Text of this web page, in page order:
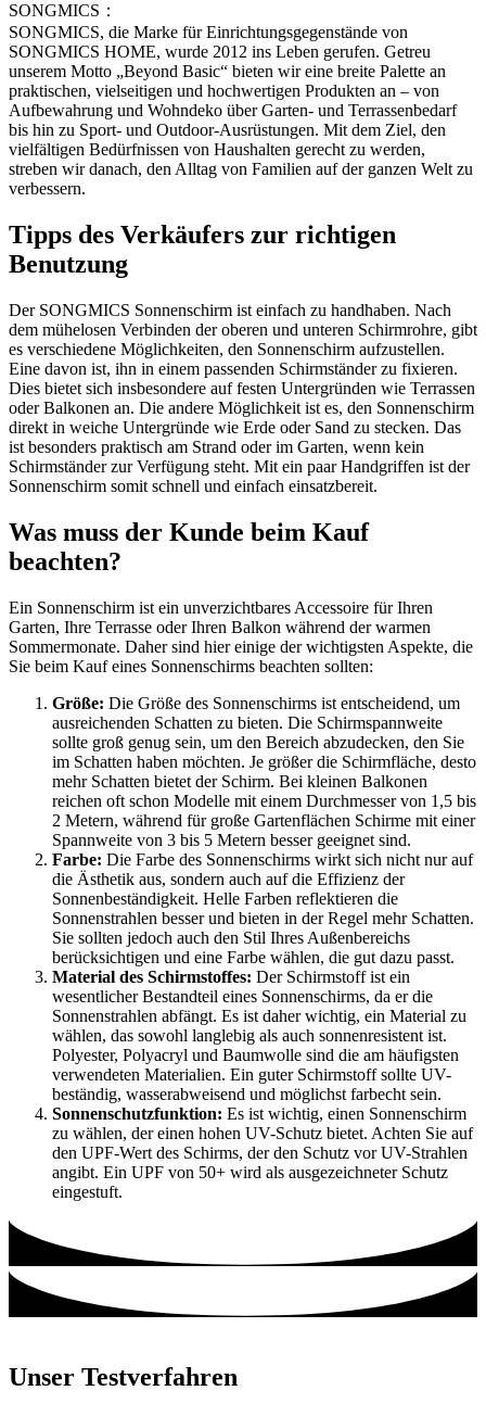
SONGMICS：
SONGMICS, die Marke für Einrichtungsgegenstände von
SONGMICS HOME, wurde 2012 ins Leben gerufen. Getreu
unserem Motto „Beyond Basic“ bieten wir eine breite Palette an
praktischen, vielseitigen und hochwertigen Produkten an – von
Aufbewahrung und Wohndeko über Garten- und Terrassenbedarf
bis hin zu Sport- und Outdoor-Ausrüstungen. Mit dem Ziel, den
vielfältigen Bedürfnissen von Haushalten gerecht zu werden,
streben wir danach, den Alltag von Familien auf der ganzen Welt zu
verbessern.
Tipps des Verkäufers zur richtigen
Benutzung
Der SONGMICS Sonnenschirm ist einfach zu handhaben. Nach
dem mühelosen Verbinden der oberen und unteren Schirmrohre, gibt
es verschiedene Möglichkeiten, den Sonnenschirm aufzustellen.
Eine davon ist, ihn in einem passenden Schirmständer zu fixieren.
Dies bietet sich insbesondere auf festen Untergründen wie Terrassen
oder Balkonen an. Die andere Möglichkeit ist es, den Sonnenschirm
direkt in weiche Untergründe wie Erde oder Sand zu stecken. Das
ist besonders praktisch am Strand oder im Garten, wenn kein
Schirmständer zur Verfügung steht. Mit ein paar Handgriffen ist der
Sonnenschirm somit schnell und einfach einsatzbereit.
Was muss der Kunde beim Kauf
beachten?
Ein Sonnenschirm ist ein unverzichtbares Accessoire für Ihren
Garten, Ihre Terrasse oder Ihren Balkon während der warmen
Sommermonate. Daher sind hier einige der wichtigsten Aspekte, die
Sie beim Kauf eines Sonnenschirms beachten sollten:
Größe: Die Größe des Sonnenschirms ist entscheidend, um
ausreichenden Schatten zu bieten. Die Schirmspannweite
sollte groß genug sein, um den Bereich abzudecken, den Sie
im Schatten haben möchten. Je größer die Schirmfläche, desto
mehr Schatten bietet der Schirm. Bei kleinen Balkonen
reichen oft schon Modelle mit einem Durchmesser von 1,5 bis
2 Metern, während für große Gartenflächen Schirme mit einer
Spannweite von 3 bis 5 Metern besser geeignet sind.
Farbe: Die Farbe des Sonnenschirms wirkt sich nicht nur auf
die Ästhetik aus, sondern auch auf die Effizienz der
Sonnenbeständigkeit. Helle Farben reflektieren die
Sonnenstrahlen besser und bieten in der Regel mehr Schatten.
Sie sollten jedoch auch den Stil Ihres Außenbereichs
berücksichtigen und eine Farbe wählen, die gut dazu passt.
Material des Schirmstoffes: Der Schirmstoff ist ein
wesentlicher Bestandteil eines Sonnenschirms, da er die
Sonnenstrahlen abfängt. Es ist daher wichtig, ein Material zu
wählen, das sowohl langlebig als auch sonnenresistent ist.
Polyester, Polyacryl und Baumwolle sind die am häufigsten
verwendeten Materialien. Ein guter Schirmstoff sollte UV-
beständig, wasserabweisend und möglichst farbecht sein.
Sonnenschutzfunktion: Es ist wichtig, einen Sonnenschirm
zu wählen, der einen hohen UV-Schutz bietet. Achten Sie auf
den UPF-Wert des Schirms, der den Schutz vor UV-Strahlen
angibt. Ein UPF von 50+ wird als ausgezeichneter Schutz
eingestuft.
Unser Testverfahren